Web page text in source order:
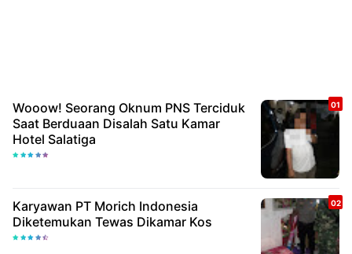
Wooow! Seorang Oknum PNS Terciduk
Saat Berduaan Disalah Satu Kamar
Hotel Salatiga
Karyawan PT Morich Indonesia
Diketemukan Tewas Dikamar Kos